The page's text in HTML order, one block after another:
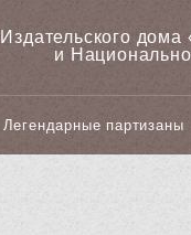
дома
и
Легендарные партизаны